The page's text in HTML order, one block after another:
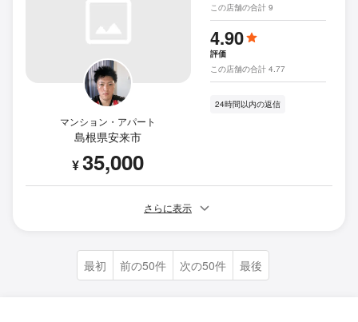
マンション・アパート
島根県安来市
¥35,000
この店舗の合計 9
4.90
評価
この店舗の合計 4.77
24時間以内の返信
さらに表示
最初 前の50件 次の50件 最後